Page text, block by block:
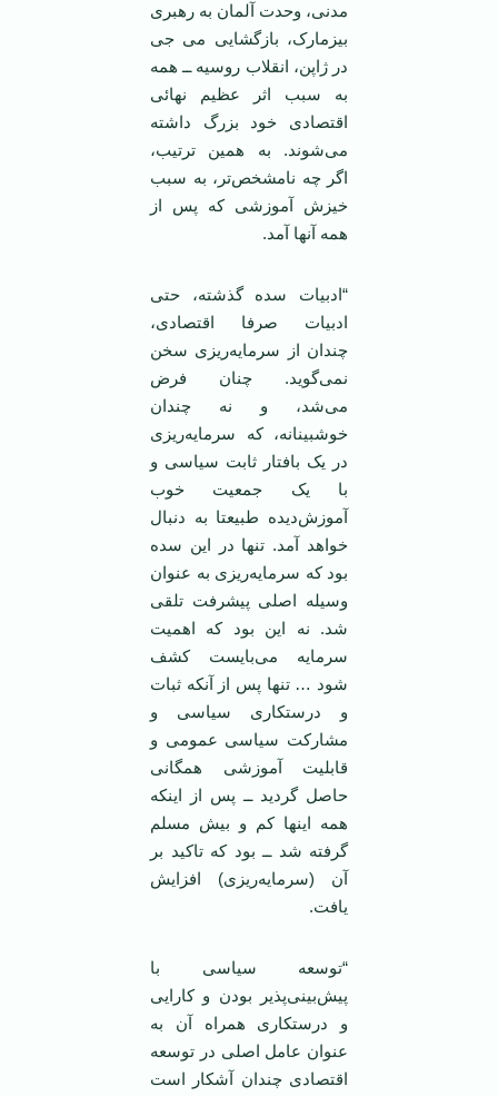
مدنی، وحدت آلمان به رهبری
بیزمارک، بازگشایی می جی
در ژاپن، انقلاب روسیه ــ همه
به سبب اثر عظیم نهائی
اقتصادی خود بزرگ داشته
می‌شوند. به همین ترتیب،
اگر چه نا‌مشخص‌تر، به سبب
خیزش آموزشی که پس از
همه آنها آمد.
“ادبیات سده گذشته، حتی
ادبیات صرفا اقتصادی،
چندان از سرمایه‌ریزی سخن
نمی‌گوید. چنان فرض
می‌شد، و نه چندان
خوشبینانه، که سرمایه‌ریزی
در یک بافتار ثابت سیاسی و
با یک جمعیت خوب
آموزش‌دیده طبیعتا به دنبال
خواهد آمد. تنها در این سده
بود که سرمایه‌ریزی به عنوان
وسیله اصلی پیشرفت تلقی
شد. نه این بود که اهمیت
سرمایه می‌بایست کشف
شود … تنها پس از آنکه ثبات
و درستکاری سیاسی و
مشارکت سیاسی عمومی و
قابلیت آموزشی همگانی
حاصل گردید ــ پس از اینکه
همه اینها کم و بیش مسلم
گرفته شد ــ بود که تاکید بر
آن (سرمایه‌ریزی) افزایش
یافت.
“توسعه سیاسی با
پیش‌بینی‌پذیر بودن و کارایی
و درستکاری همراه آن به
عنوان عامل اصلی در توسعه
اقتصادی چندان آشکار است